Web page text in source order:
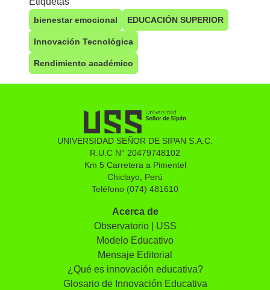
bienestar emocional EDUCACIÓN SUPERIOR
Innovación Tecnológica
Rendimiento académico
UNIVERSIDAD SEÑOR DE SIPAN S.A.C.
R.U.C N° 20479748102
Km 5 Carretera a Pimentel
Chiclayo, Perú
Teléfono (074) 481610
Acerca de
Observatorio | USS
Modelo Educativo
Mensaje Editorial
¿Qué es innovación educativa?
Glosario de Innovación Educativa